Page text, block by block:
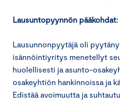
Lausuntopyynnön pääkohdat:
Lausunnonpyytäjä oli
isännöintiyritys menetellyt
huolellisesti ja asunto-
osakeyhtiön hankinnoissa ja
Edistää avoimuutta ja